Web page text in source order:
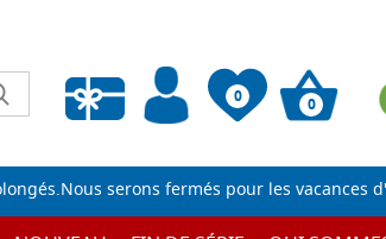
0
souhaits vide
0
serons fermés pour les vacances